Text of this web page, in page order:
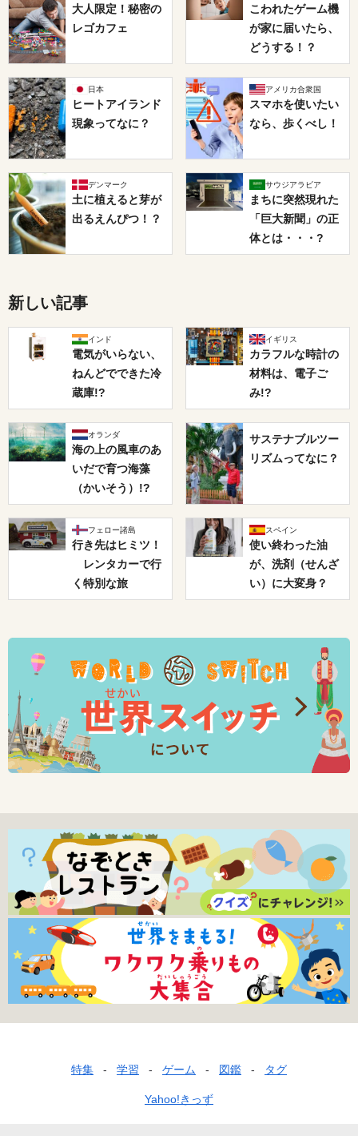
大人限定！秘密の
レゴカフェ
こわれたゲーム機
が家に届いたら、
どうする！？
日本
ヒートアイランド
現象ってなに？
アメリカ合衆国
スマホを使いたい
なら、歩くべし！
デンマーク
土に植えると芽が
出るえんぴつ！？
サウジアラビア
まちに突然現れた
「巨大新聞」の正
体とは・・・?
新しい記事
インド
電気がいらない、
ねんどでできた冷
蔵庫!?
イギリス
カラフルな時計の
材料は、電子ご
み!?
オランダ
海の上の風車のあ
いだで育つ海藻
（かいそう）!?
サステナブルツー
リズムってなに？
フェロー諸島
行き先はヒミツ！
レンタカーで行
く特別な旅
スペイン
使い終わった油
が、洗剤（せんざ
い）に大変身？
特集 学習 ゲーム 図鑑 タグ
Yahoo!きっず